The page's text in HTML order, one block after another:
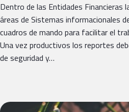
Dentro de las Entidades Financieras
áreas de Sistemas informacionales
cuadros de mando para facilitar el
Una vez productivos los reportes
de seguridad y…